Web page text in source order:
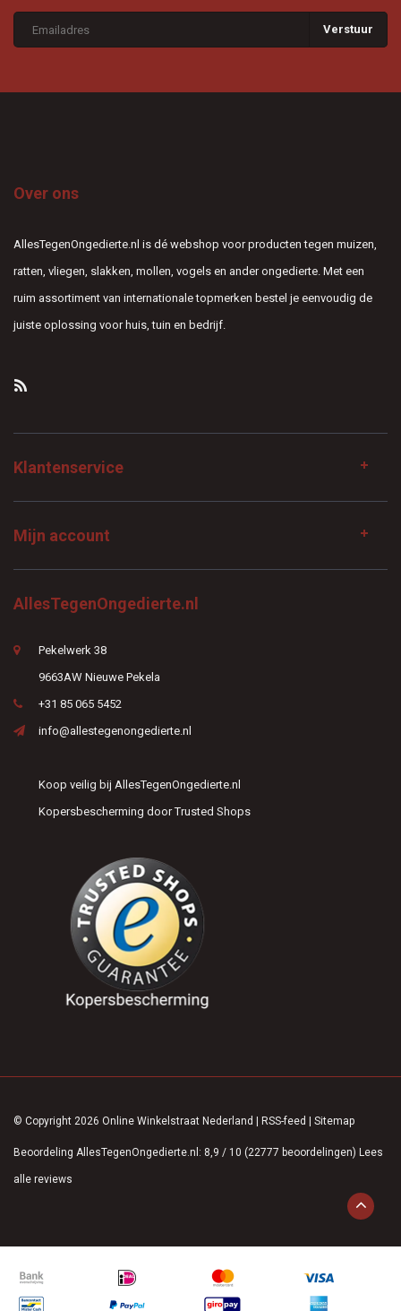
Verstuur
Over ons
AllesTegenOngedierte.nl is dé webshop voor producten tegen muizen,
ratten, vliegen, slakken, mollen, vogels en ander ongedierte. Met een
ruim assortiment van internationale topmerken bestel je eenvoudig de
juiste oplossing voor huis, tuin en bedrijf.
Klantenservice
Mijn account
AllesTegenOngedierte.nl
Pekelwerk 38
9663AW Nieuwe Pekela
+31 85 065 5452
info@allestegenongedierte.nl
Koop veilig bij AllesTegenOngedierte.nl
Kopersbescherming door Trusted Shops
© Copyright 2026 Online Winkelstraat Nederland RSS-feed Sitemap
Beoordeling AllesTegenOngedierte.nl : 8,9 / 10 (22777 beoordelingen) Lees
alle reviews